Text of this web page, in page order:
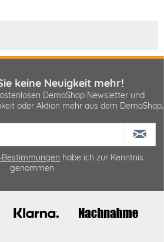
keine Neuigkeit mehr!
DemoShop Newsletter und
oder Aktion mehr aus dem DemoShop.
habe ich zur Kenntnis
genommen